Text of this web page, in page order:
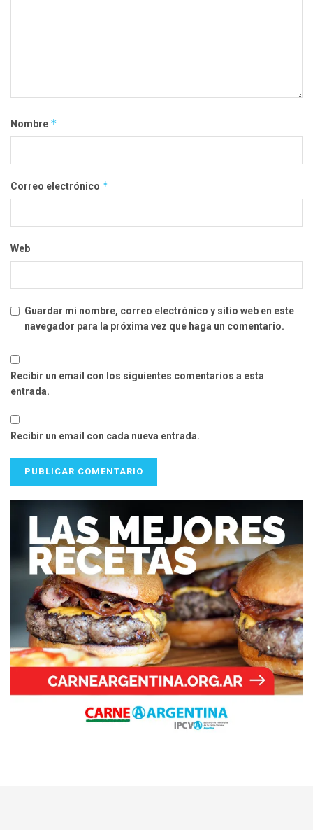
Nombre *
Correo electrónico *
Web
Guardar mi nombre, correo electrónico y sitio web en este
navegador para la próxima vez que haga un comentario.
Recibir un email con los siguientes comentarios a esta
entrada.
Recibir un email con cada nueva entrada.